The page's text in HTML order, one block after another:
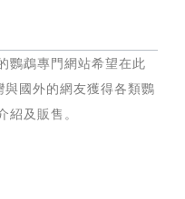
鸚鵡專門網站希望在此
國外的網友獲得各類鸚
紹及販售。